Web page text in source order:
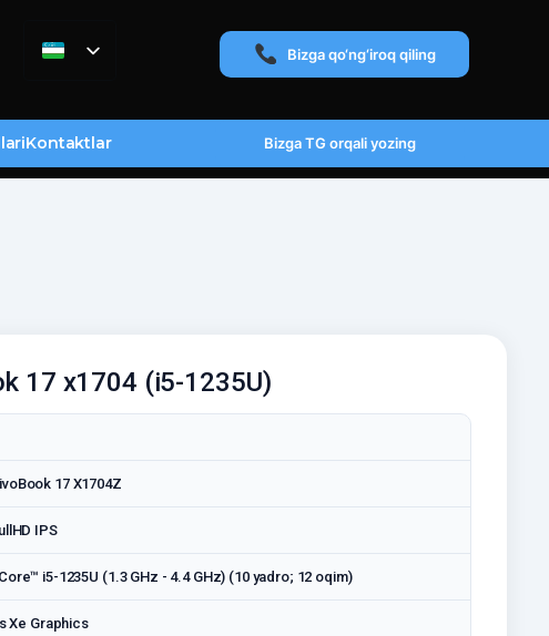
Bizga qo‘ng‘iroq qiling
Kontaktlar Bizga TG orqali yozing
17 x1704 (i5-1235U)
17 X1704Z
IPS
i5-1235U (1.3 GHz - 4.4 GHz) (10 yadro; 12 oqim)
Xe Graphics